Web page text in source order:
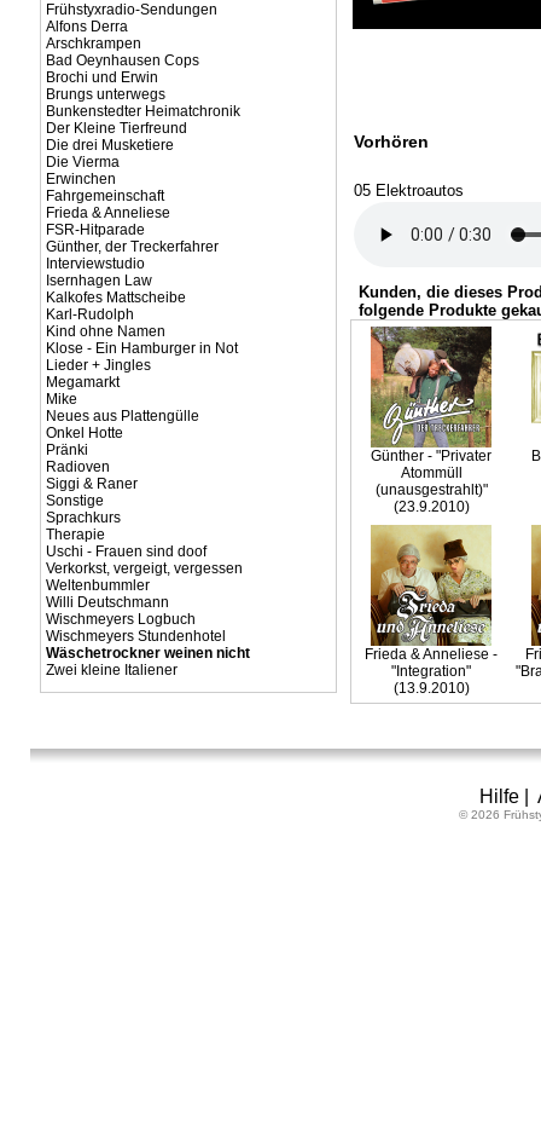
Frühstyxradio-Sendungen
Alfons Derra
Arschkrampen
Bad Oeynhausen Cops
Brochi und Erwin
Brungs unterwegs
Bunkenstedter Heimatchronik
Der Kleine Tierfreund
Die drei Musketiere
Die Vierma
Erwinchen
Fahrgemeinschaft
Frieda & Anneliese
FSR-Hitparade
Günther, der Treckerfahrer
Interviewstudio
Isernhagen Law
Kalkofes Mattscheibe
Karl-Rudolph
Kind ohne Namen
Klose - Ein Hamburger in Not
Lieder + Jingles
Megamarkt
Mike
Neues aus Plattengülle
Onkel Hotte
Pränki
Radioven
Siggi & Raner
Sonstige
Sprachkurs
Therapie
Uschi - Frauen sind doof
Verkorkst, vergeigt, vergessen
Weltenbummler
Willi Deutschmann
Wischmeyers Logbuch
Wischmeyers Stundenhotel
Wäschetrockner weinen nicht
Zwei kleine Italiener
Vorhören
05 Elektroautos
Kunden, die dieses
folgende Produkte
Günther - "Privater
Atommüll
(unausgestrahlt)"
(23.9.2010)
Frieda & Anneliese -
"Integration"
(13.9.2010)
Hilfe|
© 2026